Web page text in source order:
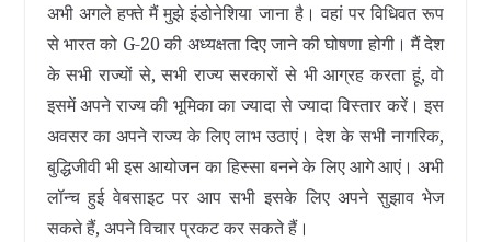
अभी अगले हफ्ते मैं मुझे इंडोनेशिया जाना है। वहां पर विधिवत रूप
से भारत को G-20 की अध्यक्षता दिए जाने की घोषणा होगी। मैं देश
के सभी राज्यों से, सभी राज्य सरकारों से भी आग्रह करता हूं, वो
इसमें अपने राज्य की भूमिका का ज्यादा से ज्यादा विस्तार करें। इस
अवसर का अपने राज्‍य के लिए लाभ उठाएं। देश के सभी नागरिक,
बुद्धिजीवी भी इस आयोजन का हिस्सा बनने के लिए आगे आएं। अभी
लॉन्च हुई वेबसाइट पर आप सभी इसके लिए अपने सुझाव भेज
सकते हैं, अपने विचार प्रकट कर सकते हैं।